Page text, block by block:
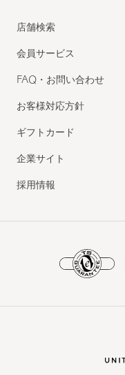
店舗検索
会員サービス
FAQ・お問い合わせ
お客様対応方針
ギフトカード
企業サイト
採用情報